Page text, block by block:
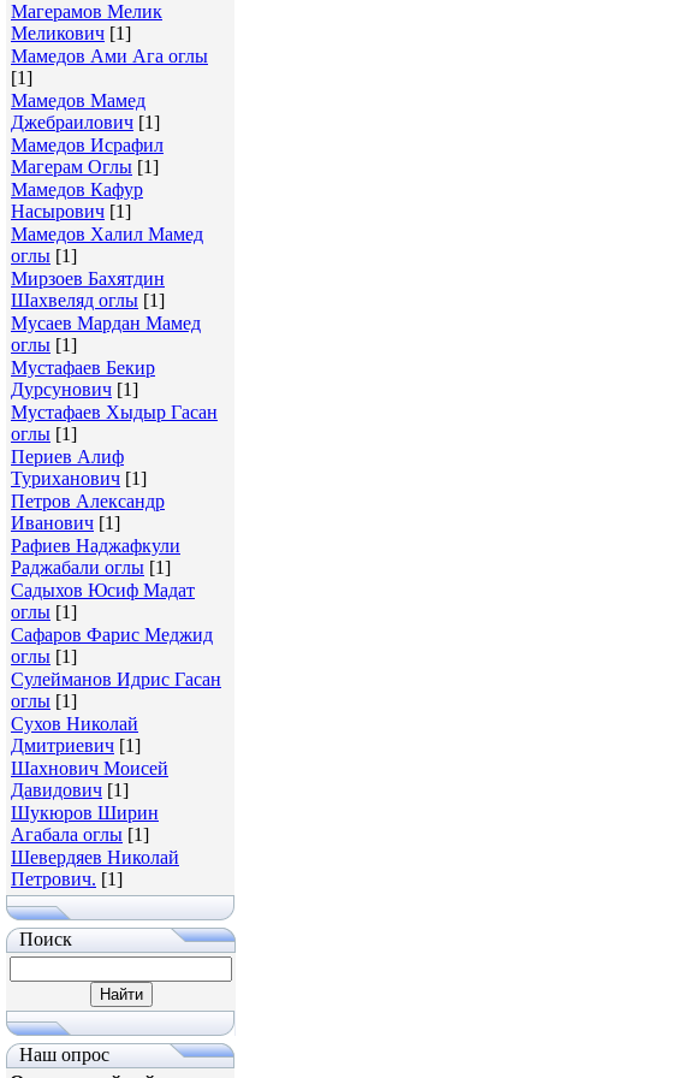
Магерамов Мелик
Меликович [1]
Мамедов Ами Ага оглы
[1]
Мамедов Мамед
Джебраилович [1]
Мамедов Исрафил
Магерам Оглы [1]
Мамедов Кафур
Насырович [1]
Мамедов Халил Мамед
оглы [1]
Мирзоев Бахятдин
Шахвеляд оглы [1]
Мусаев Мардан Мамед
оглы [1]
Мустафаев Бекир
Дурсунович [1]
Мустафаев Хыдыр Гасан
оглы [1]
Периев Алиф
Туриханович [1]
Петров Александр
Иванович [1]
Рафиев Наджафкули
Раджабали оглы [1]
Садыхов Юсиф Мадат
оглы [1]
Сафаров Фарис Меджид
оглы [1]
Сулейманов Идрис Гасан
оглы [1]
Сухов Николай
Дмитриевич [1]
Шахнович Моисей
Давидович [1]
Шукюров Ширин
Агабала оглы [1]
Шевердяев Николай
Петрович. [1]
Поиск
Наш опрос